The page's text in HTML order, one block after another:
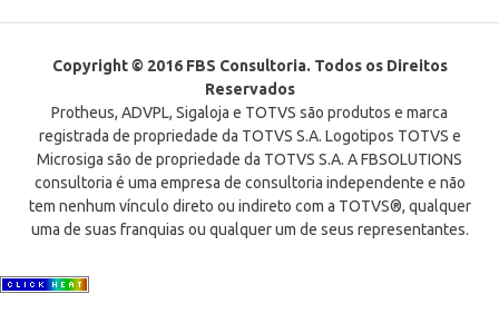
Copyright © 2016 FBS Consultoria. Todos os Direitos
Reservados
Protheus, ADVPL, Sigaloja e TOTVS são produtos e marca
registrada de propriedade da TOTVS S.A. Logotipos TOTVS e
Microsiga são de propriedade da TOTVS S.A. A FBSOLUTIONS
consultoria é uma empresa de consultoria independente e não
tem nenhum vínculo direto ou indireto com a TOTVS®, qualquer
uma de suas franquias ou qualquer um de seus representantes.